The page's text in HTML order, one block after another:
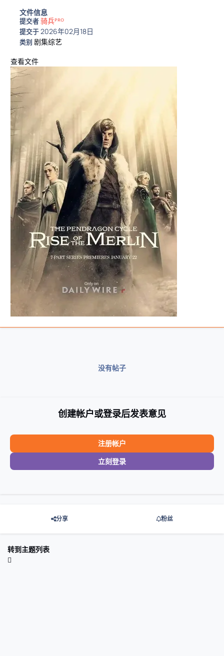
文件信息
提交者骑兵ᴾᴿᴼ
提交于2026年02月18日
类别剧集综艺
查看文件
没有帖子
创建帐户或登录后发表意见
注册帐户
立刻登录
分享 粉丝
转到主题列表